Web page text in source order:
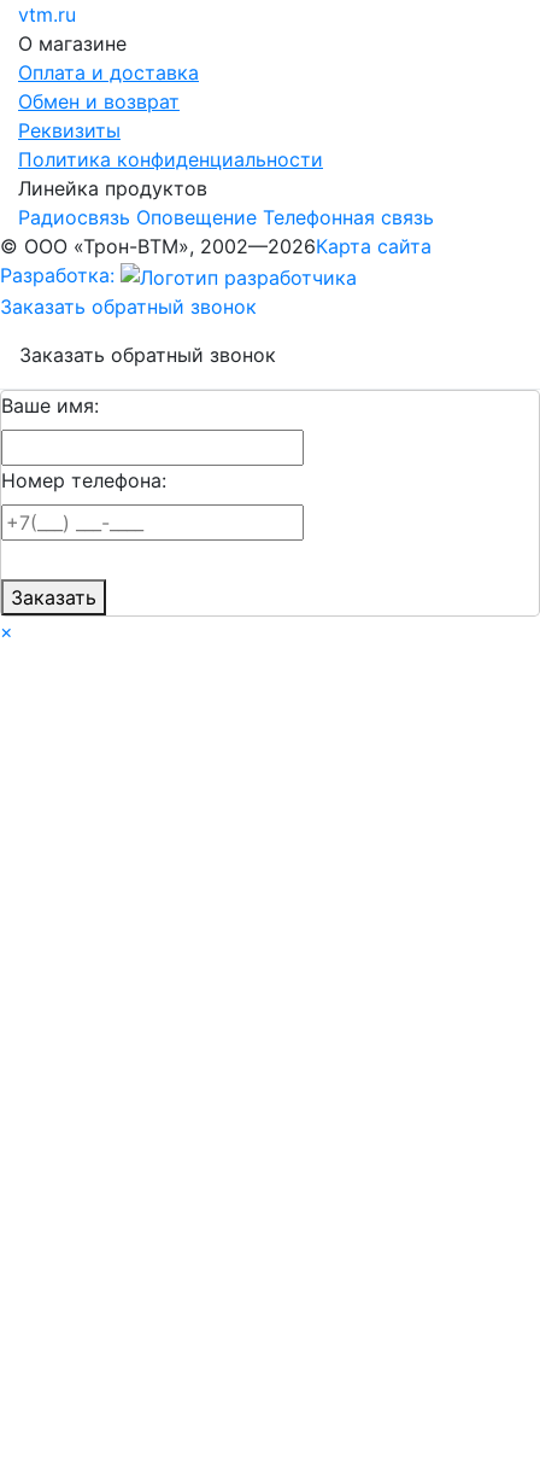
vtm.ru
О магазине
Оплата и доставка
Обмен и возврат
Реквизиты
Политика конфиденциальности
Линейка продуктов
Радиосвязь Оповещение Телефонная связь
© ООО «Трон-ВТМ», 2002—2026Карта сайта
Разработка:
Заказать обратный звонок
Заказать обратный звонок
Ваше имя:
Номер телефона:
Заказать
×